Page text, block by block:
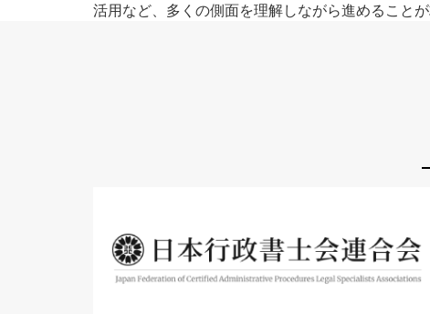
活用など、多くの側面を理解しながら進めること